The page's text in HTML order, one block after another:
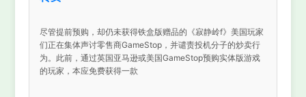
尽管提前预购，却仍未获得铁盒版赠品的《寂静岭f》美国玩家
们正在集体声讨零售商GameStop，并谴责投机分子的炒卖行
为。此前，通过英国亚马逊或美国GameStop预购实体版游戏
的玩家，本应免费获得一款